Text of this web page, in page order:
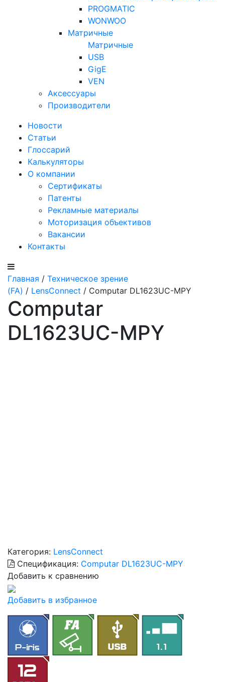
PROGMATIC
WONWOO
Матричные
Матричные
USB
GigE
VEN
Аксессуары
Производители
Новости
Статьи
Глоссарий
Калькуляторы
О компании
Сертификаты
Патенты
Рекламные материалы
Моторизация объективов
Вакансии
Контакты
Главная / Техническое зрение
(FA) / LensConnect / Computar DL1623UC-MPY
Computar
DL1623UC-MPY
Категория: LensConnect
Спецификация: Computar DL1623UC-MPY
Добавить к сравнению
Добавить в избранное